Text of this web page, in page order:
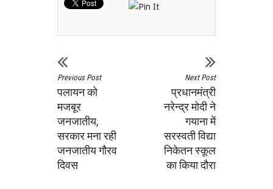
Previous Post
पलायन को
मजबूर
जनजातीय,
सरकार मना रही
जनजातीय गौरव
दिवस
Next Post
प्रधानमंत्री
नरेन्‍द्र मोदी ने
गयाना में
सरस्‍वती विद्या
निकेतन स्‍कूल
का किया दौरा